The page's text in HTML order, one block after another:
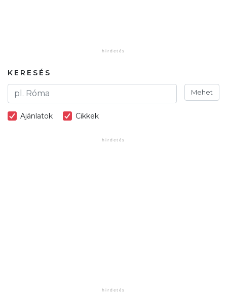
KERESÉS
Mehet
Ajánlatok Cikkek